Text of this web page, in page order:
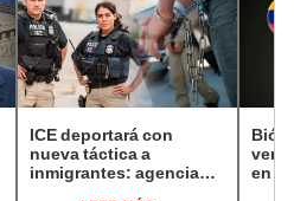
ICE deportará con
nueva táctica a
inmigrantes: agencia
en